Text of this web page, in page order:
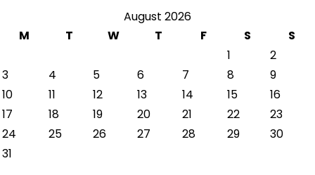
August 2026
M
T W T F S
S
1
2
3
4 5 6 7 8
9
10
11 12 13 14 15
16
17
18 19 20 21 22
23
24
25 26 27 28 29
30
31